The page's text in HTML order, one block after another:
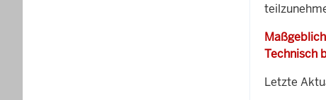
Technisch
Letzte